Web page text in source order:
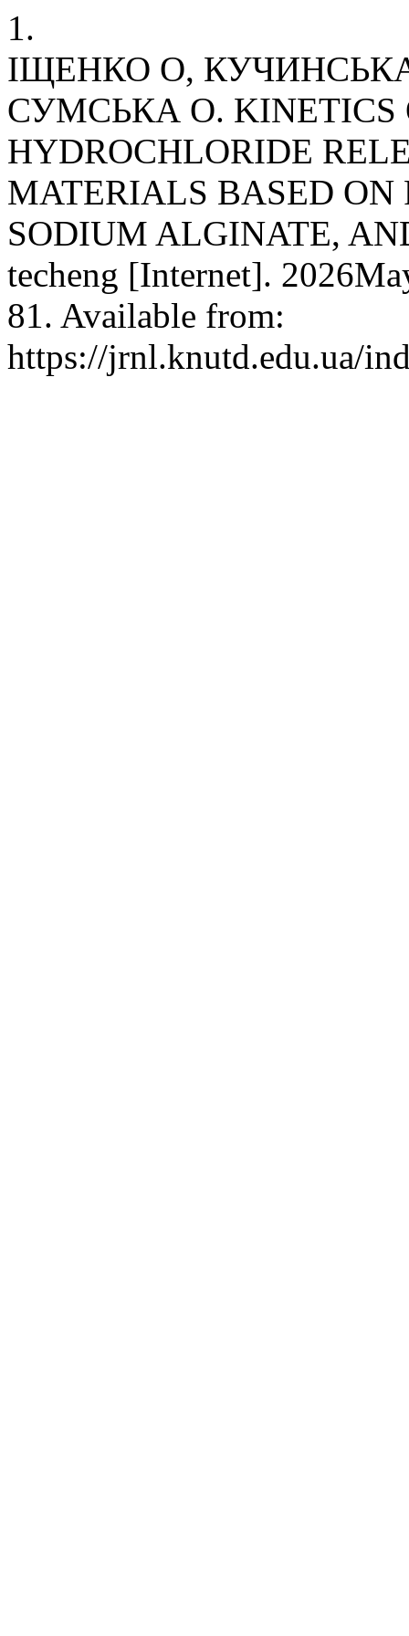
1.
ІЩЕНКО О,
СУМСЬКА О. KINETICS
HYDROCHLORIDE
MATERIALS BASED
SODIUM ALGINATE,
techeng [Internet].
81. Available from:
https://jrnl.knutd.edu.ua/